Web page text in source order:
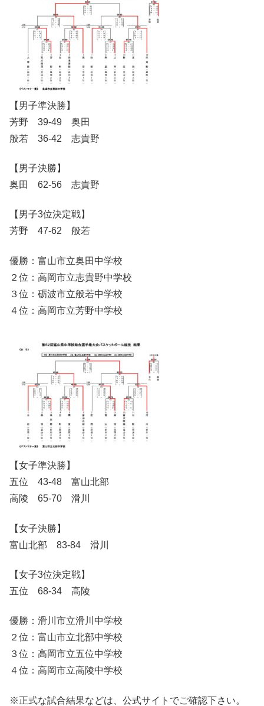
【男子準決勝】
芳野 39-49 奥田
般若 36-42 志貴野
【男子決勝】
奥田 62-56 志貴野
【男子3位決定戦】
芳野 47-62 般若
優勝：富山市立奥田中学校
２位：高岡市立志貴野中学校
３位：砺波市立般若中学校
４位：高岡市立芳野中学校
【女子準決勝】
五位 43-48 富山北部
高陵 65-70 滑川
【女子決勝】
富山北部 83-84 滑川
【女子3位決定戦】
五位 68-34 高陵
優勝：滑川市立滑川中学校
２位：富山市立北部中学校
３位：高岡市立五位中学校
４位：高岡市立高陵中学校
※正式な試合結果などは、公式サイトでご確認下さい。